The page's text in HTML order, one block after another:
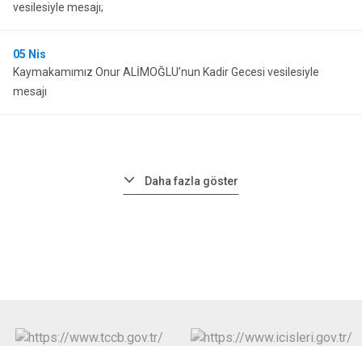
vesilesiyle mesajı;
05 Nis
Kaymakamımız Onur ALİMOĞLU’nun Kadir Gecesi vesilesiyle
mesajı
Daha fazla göster